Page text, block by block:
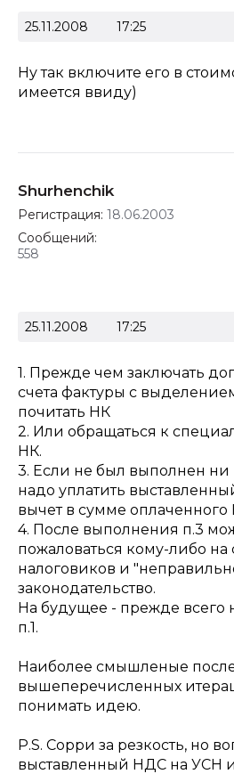
25.11.2008 17:25
Ну так включите его в
имеется ввиду)
Shurhenchik
Регистрация: 18.06.2003
Сообщений:
558
25.11.2008 17:25
1. Прежде чем заключать
счета фактуры с
почитать НК
2. Или обращаться к
НК.
3. Если не был выполнен ни
надо уплатить
вычет в сумме
4. После выполнения п.3
пожаловаться кому-либо на
налоговиков и
законодательство.
На будущее - прежде всего
п.1.
Наиболее смышленые
вышеперечисленных
понимать идею.
P.S. Сорри за резкость, но
выставленный НДС на УСН